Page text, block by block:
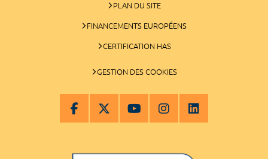
PLAN DU SITE
FINANCEMENTS EUROPÉENS
CERTIFICATION HAS
GESTION DES COOKIES